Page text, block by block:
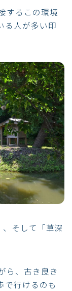
するこの環境
る人が多い印
そして「草深
ら、古き良き
で行けるのも